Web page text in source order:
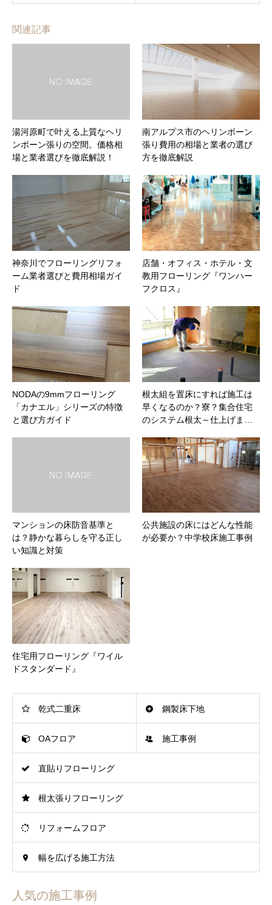
関連記事
湯河原町で叶える上質なヘリ
ンボーン張りの空間。価格相
場と業者選びを徹底解説！
南アルプス市のヘリンボーン
張り費用の相場と業者の選び
方を徹底解説
神奈川でフローリングリフォ
ーム業者選びと費用相場ガイ
ド
店舗・オフィス・ホテル・文
教用フローリング『ワンハー
フクロス』
NODAの9mmフローリング
「カナエル」シリーズの特徴
と選び方ガイド
根太組を置床にすれば施工は
早くなるのか？寮？集合住宅
のシステム根太～仕上げま…
マンションの床防音基準と
は？静かな暮らしを守る正し
い知識と対策
公共施設の床にはどんな性能
が必要か？中学校床施工事例
住宅用フローリング『ワイル
ドスタンダード』
乾式二重床 鋼製床下地
OAフロア 施工事例
直貼りフローリング
根太張りフローリング
リフォームフロア
幅を広げる施工方法
人気の施工事例